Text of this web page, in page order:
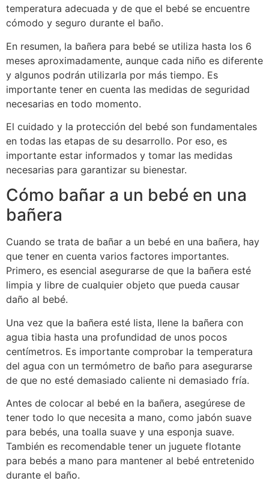
temperatura adecuada y de que el bebé se encuentre
cómodo y seguro durante el baño.
En resumen, la bañera para bebé se utiliza hasta los 6
meses aproximadamente, aunque cada niño es diferente
y algunos podrán utilizarla por más tiempo. Es
importante tener en cuenta las medidas de seguridad
necesarias en todo momento.
El cuidado y la protección del bebé son fundamentales
en todas las etapas de su desarrollo. Por eso, es
importante estar informados y tomar las medidas
necesarias para garantizar su bienestar.
Cómo bañar a un bebé en una
bañera
Cuando se trata de bañar a un bebé en una bañera, hay
que tener en cuenta varios factores importantes.
Primero, es esencial asegurarse de que la bañera esté
limpia y libre de cualquier objeto que pueda causar
daño al bebé.
Una vez que la bañera esté lista, llene la bañera con
agua tibia hasta una profundidad de unos pocos
centímetros. Es importante comprobar la temperatura
del agua con un termómetro de baño para asegurarse
de que no esté demasiado caliente ni demasiado fría.
Antes de colocar al bebé en la bañera, asegúrese de
tener todo lo que necesita a mano, como jabón suave
para bebés, una toalla suave y una esponja suave.
También es recomendable tener un juguete flotante
para bebés a mano para mantener al bebé entretenido
durante el baño.